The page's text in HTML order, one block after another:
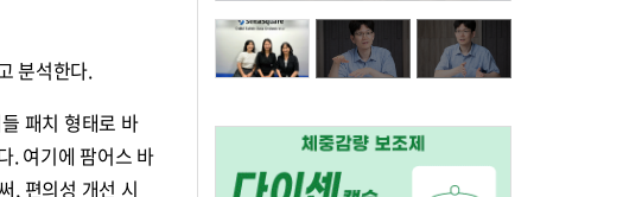
분석한다.
패치 형태로 바
. 여기에 팜어스 바
, 편의성 개선 시